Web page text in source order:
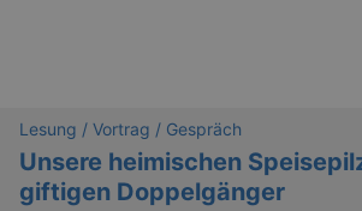
Lesung / Vortrag / Gespräch
Unsere heimischen
giftigen Doppelgänger